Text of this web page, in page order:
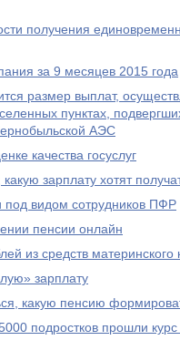
получения
за 9 месяцев 2015 года
размер выплат,
пунктах,
АЭС
качества госуслуг
зарплату хотят
видом сотрудников ПФР
пенсии онлайн
из средств материнского
зарплату
какую пенсию
подростков прошли